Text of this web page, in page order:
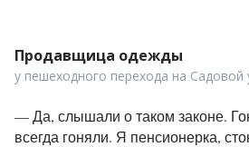
Продавщица одежды
у пешеходного перехода на Садовой
— Да, слышали о таком законе.
всегда гоняли. Я пенсионерка,